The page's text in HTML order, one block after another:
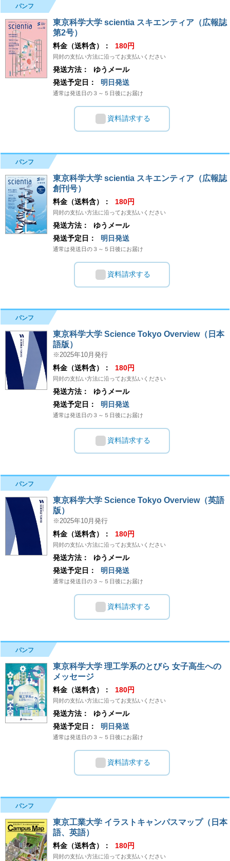
パンフ
東京科学大学 scientia スキエンティア（広報誌
第2号）
料金（送料含）： 180円
同封の支払い方法に沿ってお支払いください
発送方法：
ゆうメール
発送予定日：
明日発送
通常は発送日の３～５日後にお届け
資料請求する
パンフ
東京科学大学 scientia スキエンティア（広報誌
創刊号）
料金（送料含）： 180円
同封の支払い方法に沿ってお支払いください
発送方法：
ゆうメール
発送予定日：
明日発送
通常は発送日の３～５日後にお届け
資料請求する
パンフ
東京科学大学 Science Tokyo Overview（日本
語版）
※2025年10月発行
料金（送料含）： 180円
同封の支払い方法に沿ってお支払いください
発送方法：
ゆうメール
発送予定日：
明日発送
通常は発送日の３～５日後にお届け
資料請求する
パンフ
東京科学大学 Science Tokyo Overview（英語
版）
※2025年10月発行
料金（送料含）： 180円
同封の支払い方法に沿ってお支払いください
発送方法：
ゆうメール
発送予定日：
明日発送
通常は発送日の３～５日後にお届け
資料請求する
パンフ
東京科学大学 理工学系のとびら 女子高生への
メッセージ
料金（送料含）： 180円
同封の支払い方法に沿ってお支払いください
発送方法：
ゆうメール
発送予定日：
明日発送
通常は発送日の３～５日後にお届け
資料請求する
パンフ
東京工業大学 イラストキャンパスマップ（日本
語、英語）
料金（送料含）： 180円
同封の支払い方法に沿ってお支払いください